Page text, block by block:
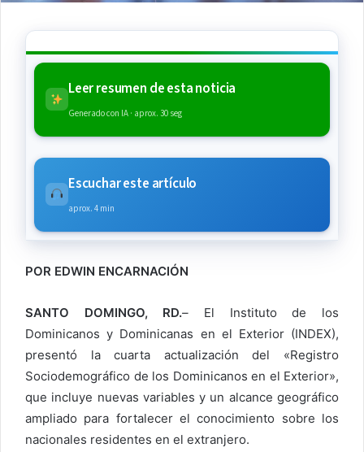
Leer resumen de esta noticia
Generado con IA · aprox. 30 seg
Escuchar este artículo
aprox. 4 min
POR EDWIN ENCARNACIÓN
SANTO DOMINGO, RD.– El Instituto de los
Dominicanos y Dominicanas en el Exterior (INDEX),
presentó la cuarta actualización del «Registro
Sociodemográfico de los Dominicanos en el Exterior»,
que incluye nuevas variables y un alcance geográfico
ampliado para fortalecer el conocimiento sobre los
nacionales residentes en el extranjero.